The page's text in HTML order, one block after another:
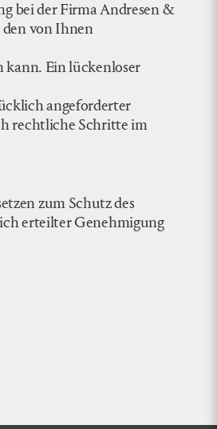
bei der Firma Andresen &
von Ihnen
kann. Ein lückenloser
angeforderter
rechtliche Schritte im
zum Schutz des
erteilter Genehmigung